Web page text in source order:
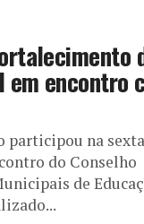
em encontro
participou na
do Conselho
de